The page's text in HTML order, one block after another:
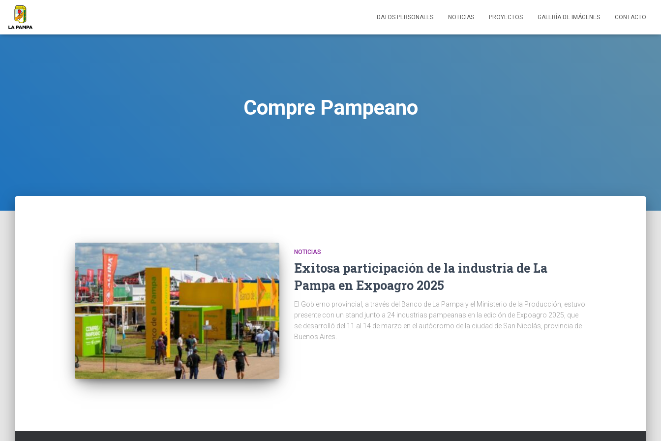
DATOS PERSONALES NOTICIAS PROYECTOS GALERÍA DE IMÁGENES CONTACTO
Compre Pampeano
NOTICIAS
Exitosa participación de la industria de La
Pampa en Expoagro 2025
El Gobierno provincial, a través del Banco de La Pampa y el Ministerio de la Producción, estuvo
presente con un stand junto a 24 industrias pampeanas en la edición de Expoagro 2025, que
se desarrolló del 11 al 14 de marzo en el autódromo de la ciudad de San Nicolás, provincia de
Buenos Aires.